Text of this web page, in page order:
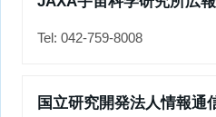
Tel: 042-759-8008
国立研究開発法人情報通